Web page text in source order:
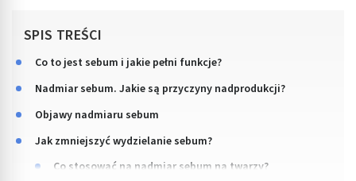
SPIS TREŚCI
Co to jest sebum i jakie pełni funkcje?
Nadmiar sebum. Jakie są przyczyny nadprodukcji?
Objawy nadmiaru sebum
Jak zmniejszyć wydzielanie sebum?
Co stosować na nadmiar sebum na twarzy?